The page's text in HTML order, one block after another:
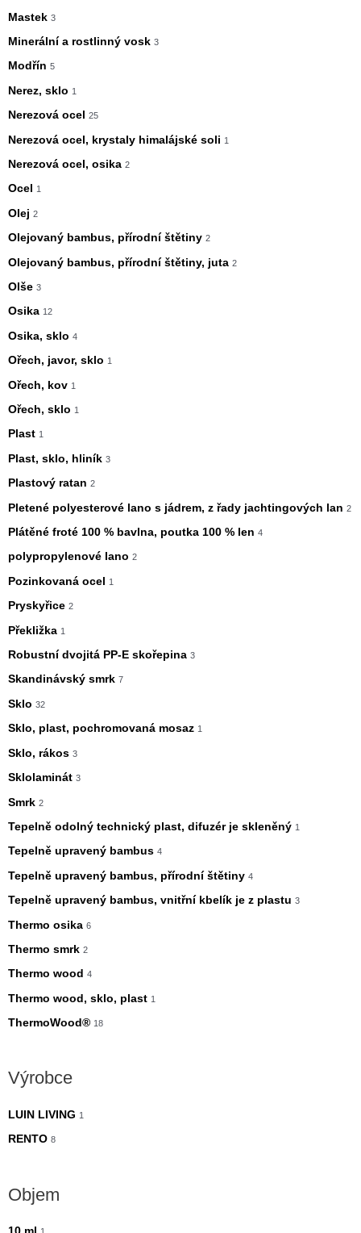
Mastek 3
Minerální a rostlinný vosk 3
Modřín 5
Nerez, sklo 1
Nerezová ocel 25
Nerezová ocel, krystaly himalájské soli 1
Nerezová ocel, osika 2
Ocel 1
Olej 2
Olejovaný bambus, přírodní štětiny 2
Olejovaný bambus, přírodní štětiny, juta 2
Olše 3
Osika 12
Osika, sklo 4
Ořech, javor, sklo 1
Ořech, kov 1
Ořech, sklo 1
Plast 1
Plast, sklo, hliník 3
Plastový ratan 2
Pletené polyesterové lano s jádrem, z řady jachtingových lan 2
Plátěné froté 100 % bavlna, poutka 100 % len 4
polypropylenové lano 2
Pozinkovaná ocel 1
Pryskyřice 2
Překližka 1
Robustní dvojitá PP-E skořepina 3
Skandinávský smrk 7
Sklo 32
Sklo, plast, pochromovaná mosaz 1
Sklo, rákos 3
Sklolaminát 3
Smrk 2
Tepelně odolný technický plast, difuzér je skleněný 1
Tepelně upravený bambus 4
Tepelně upravený bambus, přírodní štětiny 4
Tepelně upravený bambus, vnitřní kbelík je z plastu 3
Thermo osika 6
Thermo smrk 2
Thermo wood 4
Thermo wood, sklo, plast 1
ThermoWood® 18
Výrobce
LUIN LIVING 1
RENTO 8
Objem